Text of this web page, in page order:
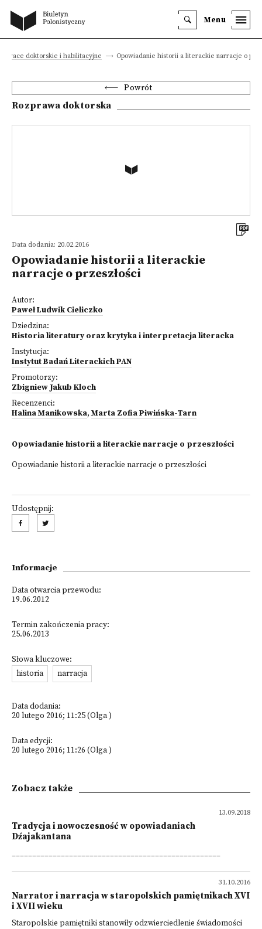
Menu
Prace doktorskie i habilitacyjne Opowiadanie historii a literackie narracje o
Powrót
Rozprawa doktorska
Data dodania: 20.02.2016
Opowiadanie historii a literackie
narracje o przeszłości
Autor:
Paweł Ludwik Cieliczko
Dziedzina:
Historia literatury oraz krytyka i interpretacja literacka
Instytucja:
Instytut Badań Literackich PAN
Promotorzy:
Zbigniew Jakub Kloch
Recenzenci:
Halina Manikowska,Marta Zofia Piwińska-Tarn
Opowiadanie historii a literackie narracje o przeszłości
Opowiadanie historii a literackie narracje o przeszłości
Udostępnij:
Informacje
Data otwarcia przewodu:
19.06.2012
Termin zakończenia pracy:
25.06.2013
Słowa kluczowe:
historia
narracja
Data dodania:
20 lutego 2016; 11:25 (Olga )
Data edycji:
20 lutego 2016; 11:26 (Olga )
Zobacz także
13.09.2018
Tradycja i nowoczesność w opowiadaniach
Dźajakantana
___________________________________________________
31.10.2016
Narrator i narracja w staropolskich pamiętnikach XVI
i XVII wieku
Staropolskie pamiętniki stanowiły odzwierciedlenie świadomości